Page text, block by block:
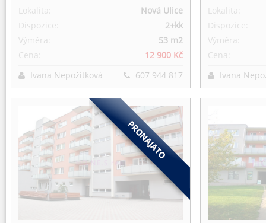
Lokalita:
Nová Ulice
Dispozice:
2+kk
Výměra:
53 m2
Cena:
12 900 Kč
Ivana Nepožitková
607 944 817
Lokalita:
Dispozice:
Výměra:
Cena:
Ivana